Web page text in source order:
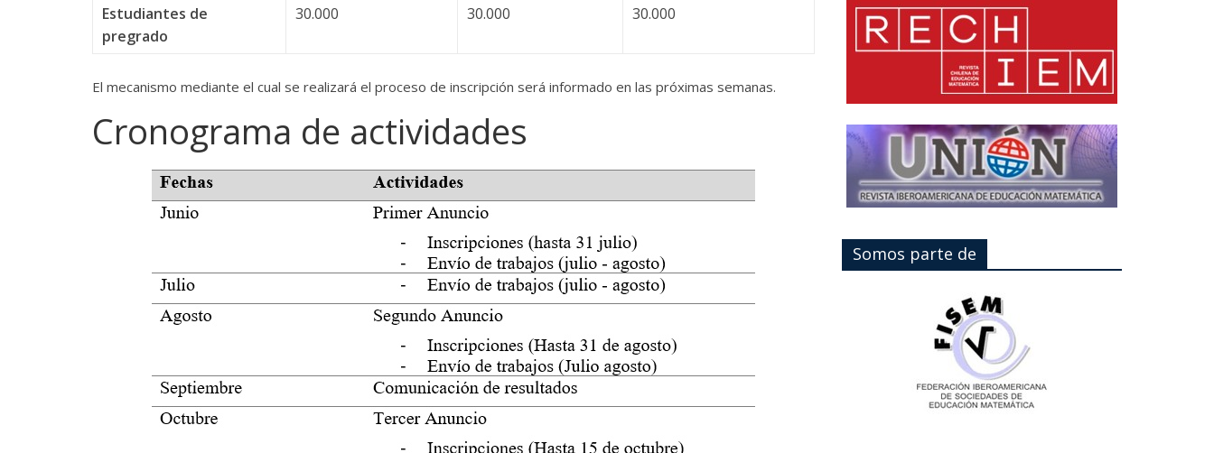
Estudiantes de
pregrado
30.000 30.000 30.000
El mecanismo mediante el cual se realizará el proceso de inscripción será informado en las próximas semanas.
Cronograma de actividades
Somos parte de